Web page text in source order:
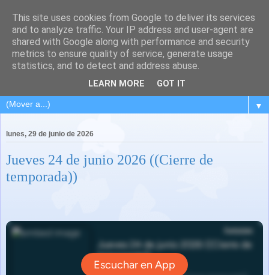
▼
lunes, 29 de junio de 2026
Jueves 24 de junio 2026 ((Cierre de
temporada))
This site uses cookies from Google to deliver its services
and to analyze traffic. Your IP address and user-agent are
shared with Google along with performance and security
metrics to ensure quality of service, generate usage
statistics, and to detect and address abuse.
LEARN MORE GOT IT